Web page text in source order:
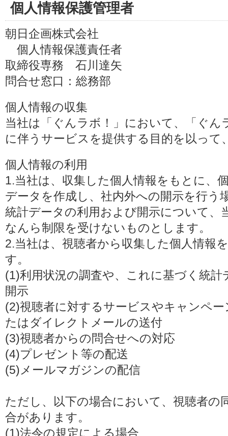
個人情報保護管理者
朝日企画株式会社
個人情報保護責任者
取締役専務 石川達矢
問合せ窓口：総務部
個人情報の収集
当社は「ぐんラボ！」において、「ぐ
に伴うサービスを提供する目的を以って
個人情報の利用
1.当社は、収集した個人情報をもとに、
データを作成し、社内外への開示を行う
統計データの利用および開示について、
なんら制限を受けないものとします。
2.当社は、視聴者から収集した個人情報
す。
(1)利用状況の調査や、これに基づく統
開示
(2)視聴者に対するサービスやキャンペ
たはダイレクトメールの送付
(3)視聴者からの問合せへの対応
(4)プレゼント等の配送
(5)メールマガジンの配信
ただし、以下の場合において、視聴者の
合があります。
(1)法令の規定による場合